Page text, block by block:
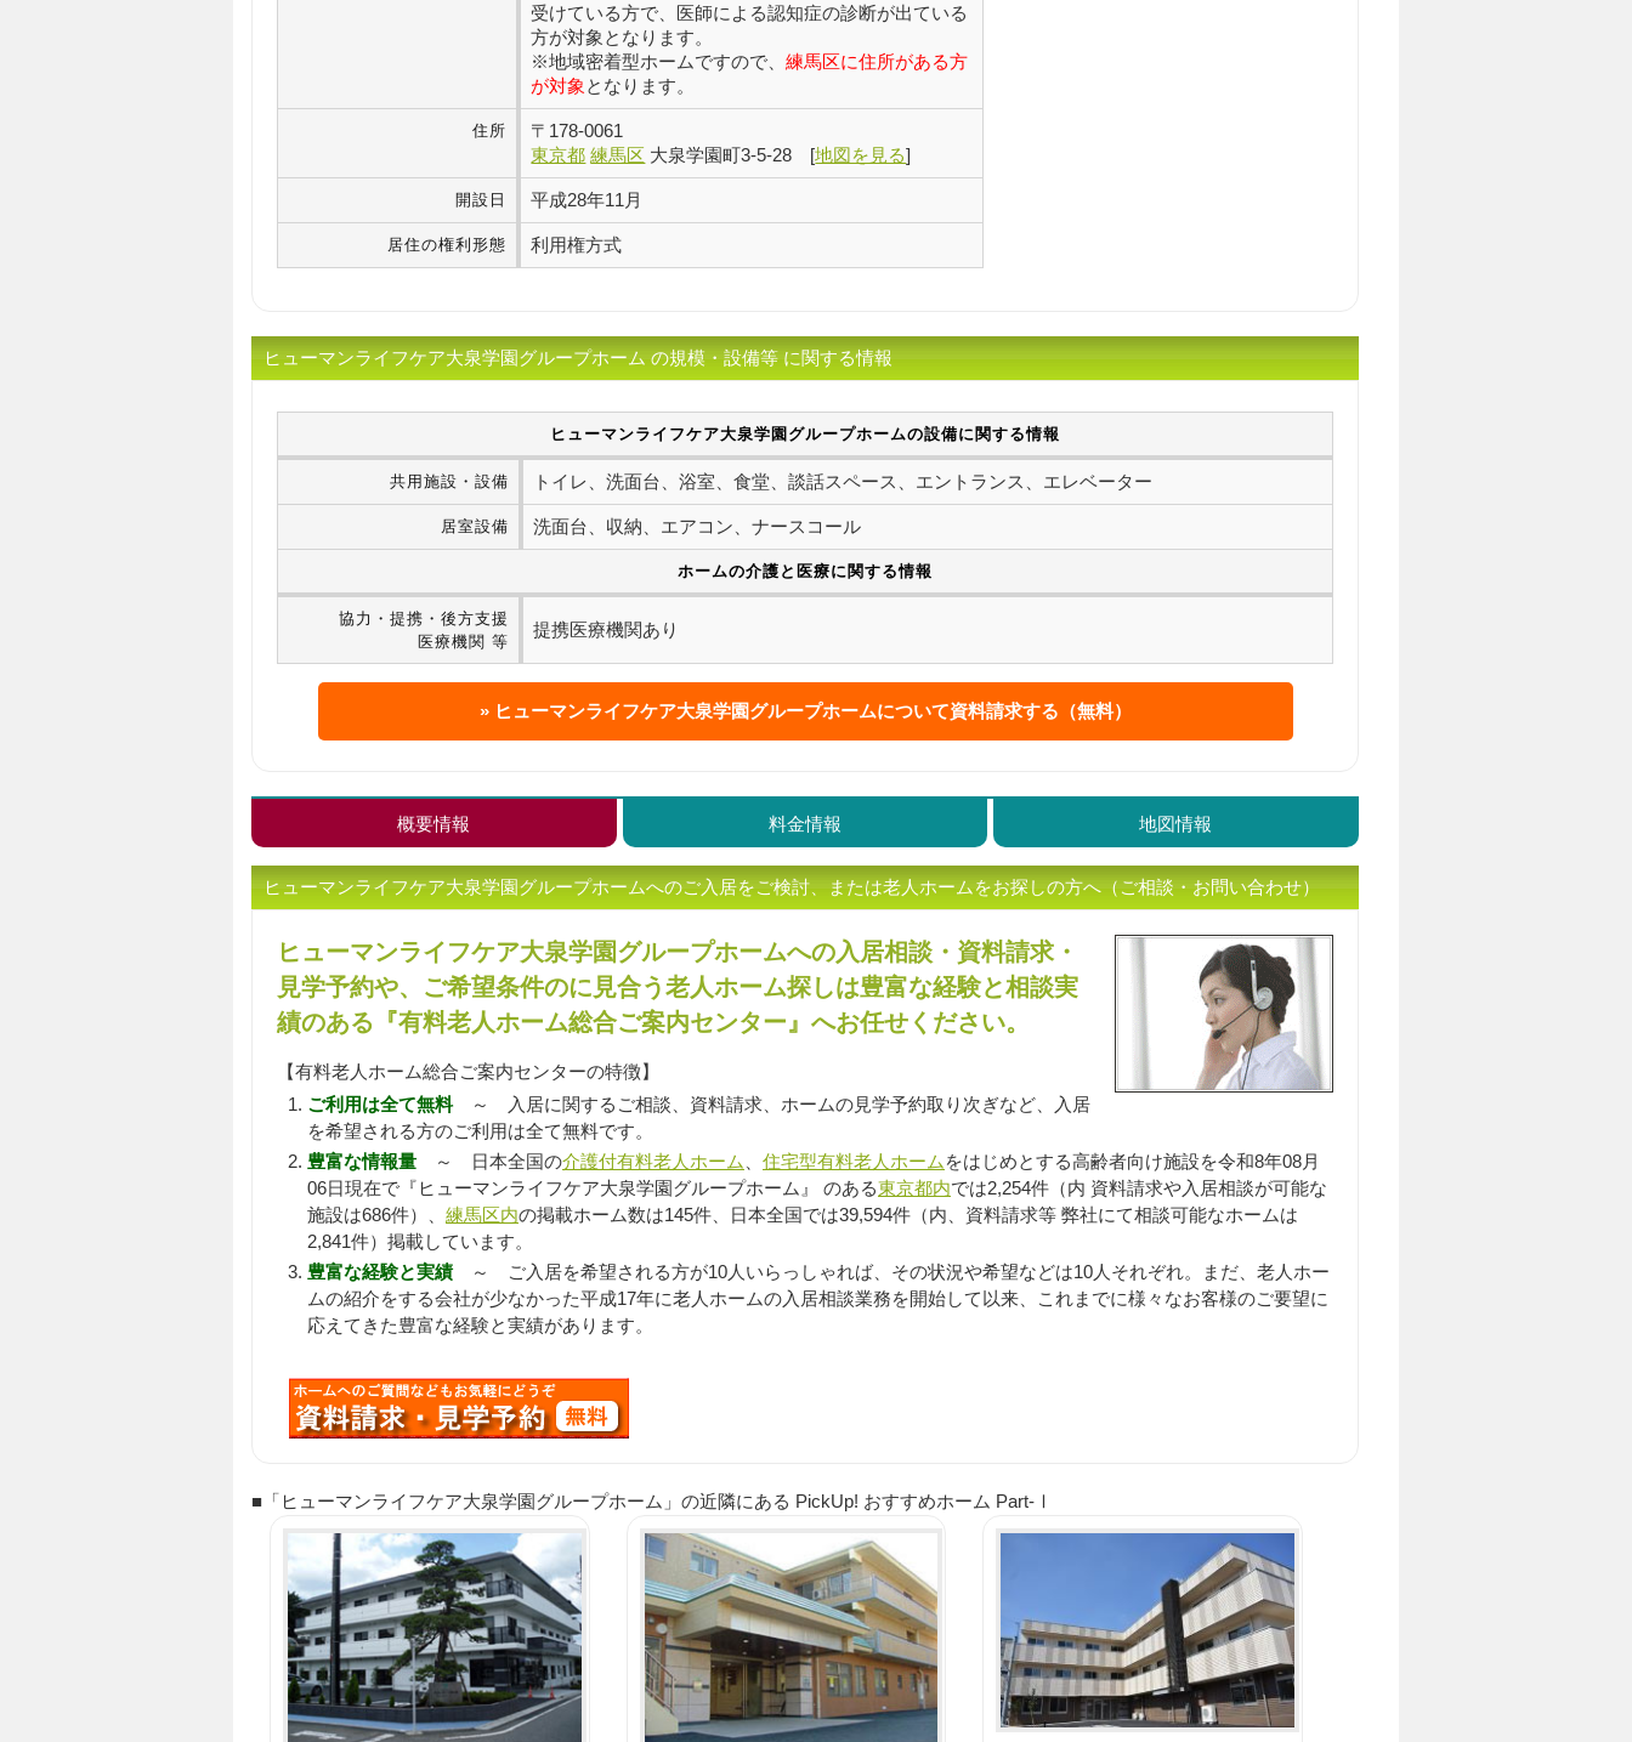
受けている方で、医師による認知症の診断が出ている
方が対象となります。
※地域密着型ホームですので、練馬区に住所がある方
が対象 となります。
住所 〒 178-0061
東京都 練馬区 大泉学園町3-5-28 [地図を見る]
開設日 平成28年11月
居住の権利形態 利用権方式
ヒューマンライフケア大泉学園グループホーム の規模・設備等 に関する情報
ヒューマンライフケア大泉学園グループホームの設備に関する情報
共用施設・設備 トイレ、洗面台、浴室、食堂、談話スペース、エントランス、エレベーター
居室設備 洗面台、収納、エアコン、ナースコール
ホームの介護と医療に関する情報
協力・提携・後方支援
医療機関 等
提携医療機関あり
ヒューマンライフケア大泉学園グループホームについて資料請求する（無料）
概要情報 料金情報 地図情報
ヒューマンライフケア大泉学園グループホームへのご入居をご検討、または老人ホームをお探しの方へ（ご相談・お問い合わせ）
ヒューマンライフケア大泉学園グループホームへの入居相談・資料請求・
見学予約や、ご希望条件のに見合う老人ホーム探しは豊富な経験と相談実
績のある『有料老人ホーム総合ご案内センター』へお任せください。
【有料老人ホーム総合ご案内センターの特徴】
ご利用は全て無料～ 入居に関するご相談、資料請求、ホームの見学予約取り次ぎなど、入居
を希望される方のご利用は全て無料です。
豊富な情報量 ～ 日本全国の介護付有料老人ホーム 住宅型有料老人ホーム をはじめとする高齢者向け施設を令和8年08月
06日現在で『ヒューマンライフケア大泉学園グループホーム』 のある東京都内では2,254件（内 資料請求や入居相談が可能な
施設は686件）、 練馬区内の掲載ホーム数は145件、日本全国では39,594件（内、資料請求等 弊社にて相談可能なホームは
2,841件）掲載しています。
豊富な経験と実績～ ご入居を希望される方が10人いらっしゃれば、その状況や希望などは10人それぞれ。まだ、老人ホー
ムの紹介をする会社が少なかった平成17年に老人ホームの入居相談業務を開始して以来、これまでに様々なお客様のご要望に
応えてきた豊富な経験と実績があります。
■「ヒューマンライフケア大泉学園グループホーム」の近隣にある PickUp! おすすめホーム Part-Ⅰ